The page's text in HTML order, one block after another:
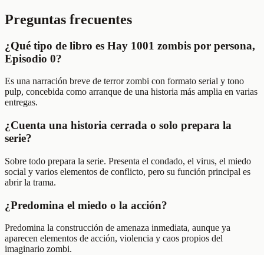
Preguntas frecuentes
¿Qué tipo de libro es Hay 1001 zombis por persona,
Episodio 0?
Es una narración breve de terror zombi con formato serial y tono
pulp, concebida como arranque de una historia más amplia en varias
entregas.
¿Cuenta una historia cerrada o solo prepara la
serie?
Sobre todo prepara la serie. Presenta el condado, el virus, el miedo
social y varios elementos de conflicto, pero su función principal es
abrir la trama.
¿Predomina el miedo o la acción?
Predomina la construcción de amenaza inmediata, aunque ya
aparecen elementos de acción, violencia y caos propios del
imaginario zombi.